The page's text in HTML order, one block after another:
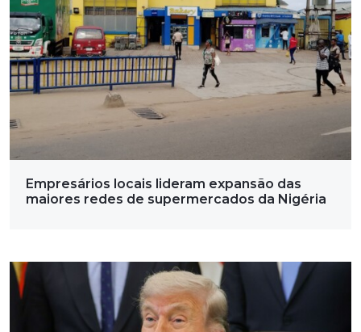
Empresários locais lideram expansão das
maiores redes de supermercados da Nigéria